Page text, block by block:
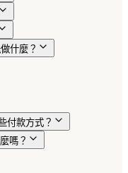
什麼？
付款方式？
嗎？